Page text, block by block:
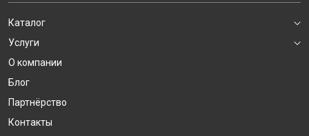
Каталог
Услуги
О компании
Блог
Партнёрство
Контакты